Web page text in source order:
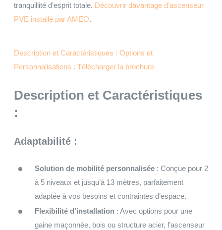
tranquillité d’esprit totale. Découvrir davantage d’ascenseur
PVE installé par AMEO.
Description et Caractéristiques : Options et
Personnalisations : Télécharger la brochure
Description et Caractéristiques
:
Adaptabilité :
Solution de mobilité personnalisée : Conçue pour 2
à 5 niveaux et jusqu’à 13 mètres, parfaitement
adaptée à vos besoins et contraintes d’espace.
Flexibilité d’installation : Avec options pour une
gaine maçonnée, bois ou structure acier, l’ascenseur